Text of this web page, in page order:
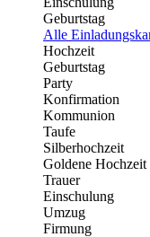
Geburtstag
Alle
Hochzeit
Geburtstag
Party
Konfirmation
Kommunion
Taufe
Silberhochzeit
Goldene Hochzeit
Trauer
Einschulung
Umzug
Firmung